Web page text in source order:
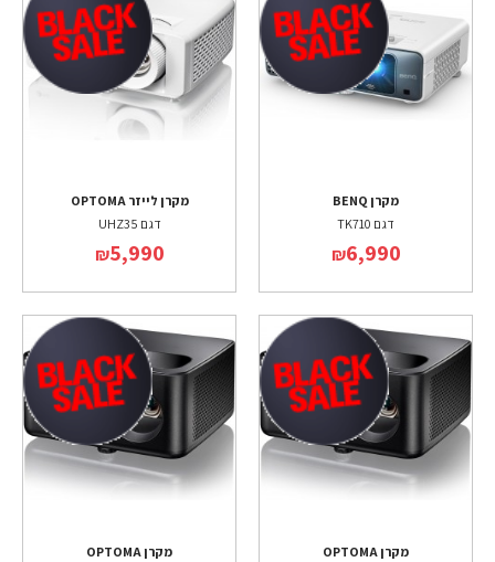
מקרן BENQ
דגם TK710
₪6,990
מקרן לייזר OPTOMA
דגם UHZ35
₪5,990
מקרן OPTOMA
מקרן OPTOMA